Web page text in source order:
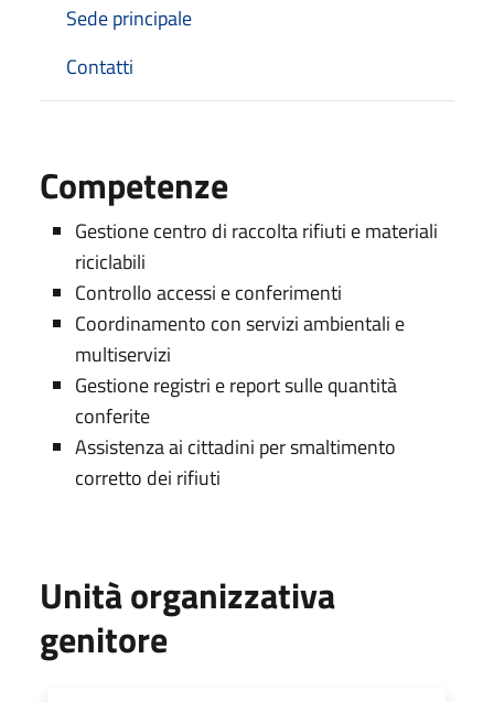
Sede principale
Contatti
Competenze
Gestione centro di raccolta rifiuti e materiali
riciclabili
Controllo accessi e conferimenti
Coordinamento con servizi ambientali e
multiservizi
Gestione registri e report sulle quantità
conferite
Assistenza ai cittadini per smaltimento
corretto dei rifiuti
Unità organizzativa
genitore